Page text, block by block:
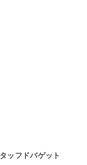
ッフドバゲット